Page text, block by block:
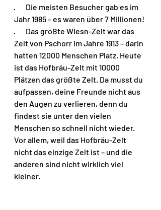
·       Die meisten Besucher gab es im
Jahr 1985 – es waren über 7 Millionen!
·       Das größte Wiesn-Zelt war das
Zelt von Pschorr im Jahre 1913 – darin
hatten 12000 Menschen Platz. Heute
ist das Hofbräu-Zelt mit 10000
Plätzen das größte Zelt. Da musst du
aufpassen, deine Freunde nicht aus
den Augen zu verlieren, denn du
findest sie unter den vielen
Menschen so schnell nicht wieder.
Vor allem, weil das Hofbräu-Zelt
nicht das einzige Zelt ist – und die
anderen sind nicht wirklich viel
kleiner.